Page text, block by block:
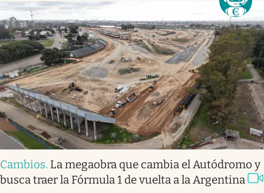
Cambios. La megaobra que cambia el Autódromo y
busca traer la Fórmula 1 de vuelta a la Argentina